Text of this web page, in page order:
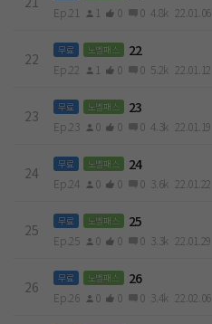
Ep.21 1 0 0 4.8k 22.01.06
22
무료 노벨패스 22
Ep.22 1 0 0 5.2k 22.01.12
23
무료 노벨패스 23
Ep.23 0 0 0 4.3k 22.01.19
24
무료 노벨패스 24
Ep.24 0 0 0 3.6k 22.01.22
25
무료 노벨패스 25
Ep.25 0 0 0 3.3k 22.01.29
26
무료 노벨패스 26
Ep.26 0 0 0 3.4k 22.02.06